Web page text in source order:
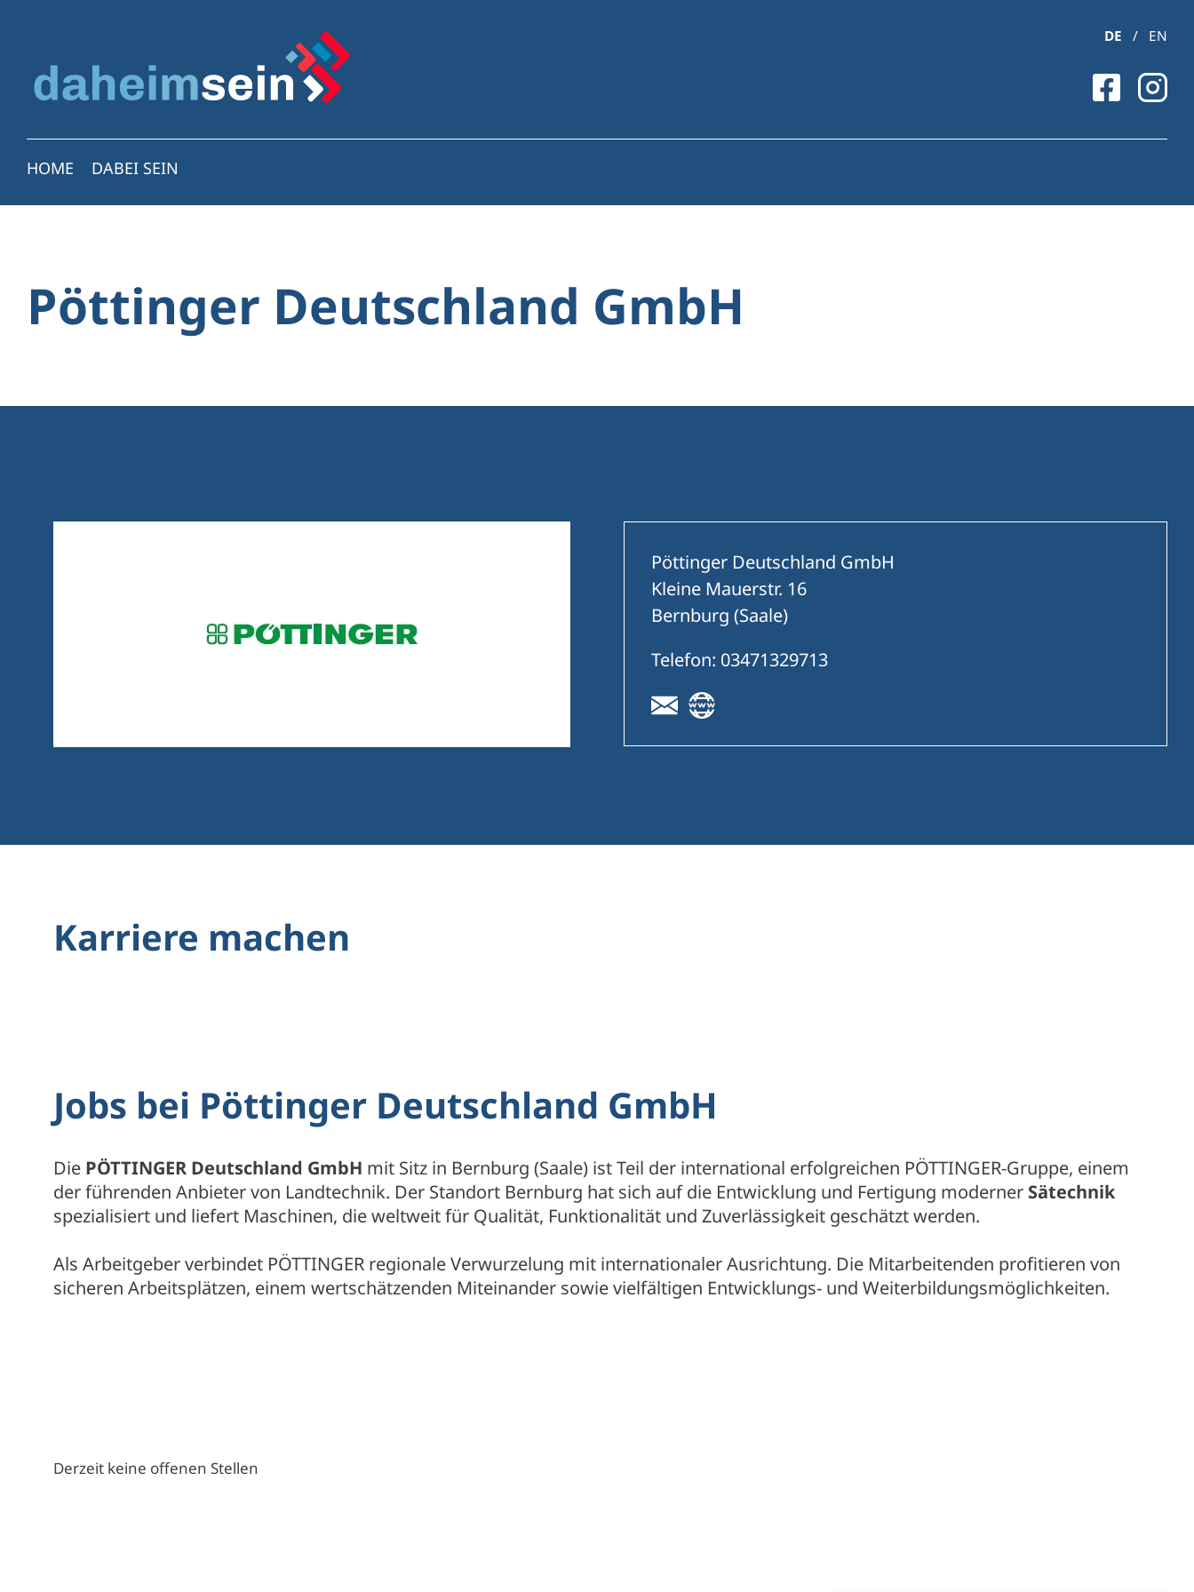
DE / EN
HOME DABEI SEIN
Pöttinger Deutschland GmbH
Pöttinger Deutschland GmbH
Kleine Mauerstr. 16
Bernburg (Saale)
Telefon: 03471329713
Karriere machen
Jobs bei Pöttinger Deutschland GmbH
Die PÖTTINGER Deutschland GmbH mit Sitz in Bernburg (Saale) ist Teil der international erfolgreichen PÖTTINGER-Gruppe, einem
der führenden Anbieter von Landtechnik. Der Standort Bernburg hat sich auf die Entwicklung und Fertigung moderner Sätechnik
spezialisiert und liefert Maschinen, die weltweit für Qualität, Funktionalität und Zuverlässigkeit geschätzt werden.
Als Arbeitgeber verbindet PÖTTINGER regionale Verwurzelung mit internationaler Ausrichtung. Die Mitarbeitenden profitieren von
sicheren Arbeitsplätzen, einem wertschätzenden Miteinander sowie vielfältigen Entwicklungs- und Weiterbildungsmöglichkeiten.
Derzeit keine offenen Stellen